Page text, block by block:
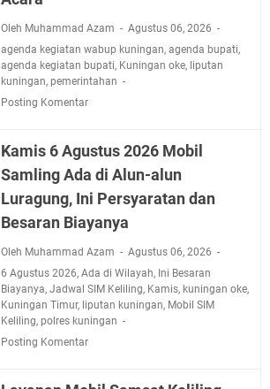
Oleh Muhammad Azam
Agustus 06, 2026
agenda kegiatan wabup kuningan, agenda bupati,
agenda kegiatan bupati, Kuningan oke, liputan
kuningan, pemerintahan
Posting Komentar
Kamis 6 Agustus 2026 Mobil
Samling Ada di Alun-alun
Luragung, Ini Persyaratan dan
Besaran Biayanya
Oleh Muhammad Azam
Agustus 06, 2026
6 Agustus 2026, Ada di Wilayah, Ini Besaran
Biayanya, Jadwal SIM Keliling, Kamis, kuningan oke,
Kuningan Timur, liputan kuningan, Mobil SIM
Keliling, polres kuningan
Posting Komentar